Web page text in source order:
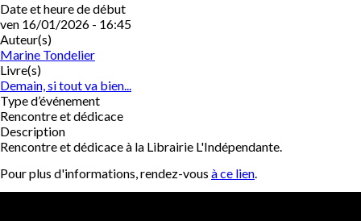
Date et heure de début
ven 16/01/2026 - 16:45
Auteur(s)
Marine Tondelier
Livre(s)
Demain, si tout va bien...
Type d’événement
Rencontre et dédicace
Description
Rencontre et dédicace à la Librairie L'Indépendante.
Pour plus d'informations, rendez-vous à ce lien.